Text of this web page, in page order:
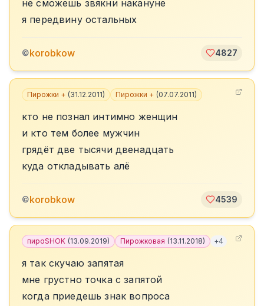
не сможешь звякни накануне
я передвину остальных
©korobkow 4827
Пирожки + (31.12.2011) Пирожки + (07.07.2011)
кто не познал интимно женщин
и кто тем более мужчин
грядëт две тысячи двенадцать
куда откладывать алë
©korobkow 4539
пироSHOK (13.09.2019) Пирожковая (13.11.2018) +4
я так скучаю запятая
мне грустно точка с запятой
когда приедешь знак вопроса